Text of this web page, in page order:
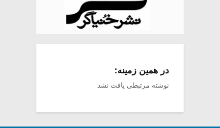
در همین زمینه:
نوشته مرتبطی یافت نشد